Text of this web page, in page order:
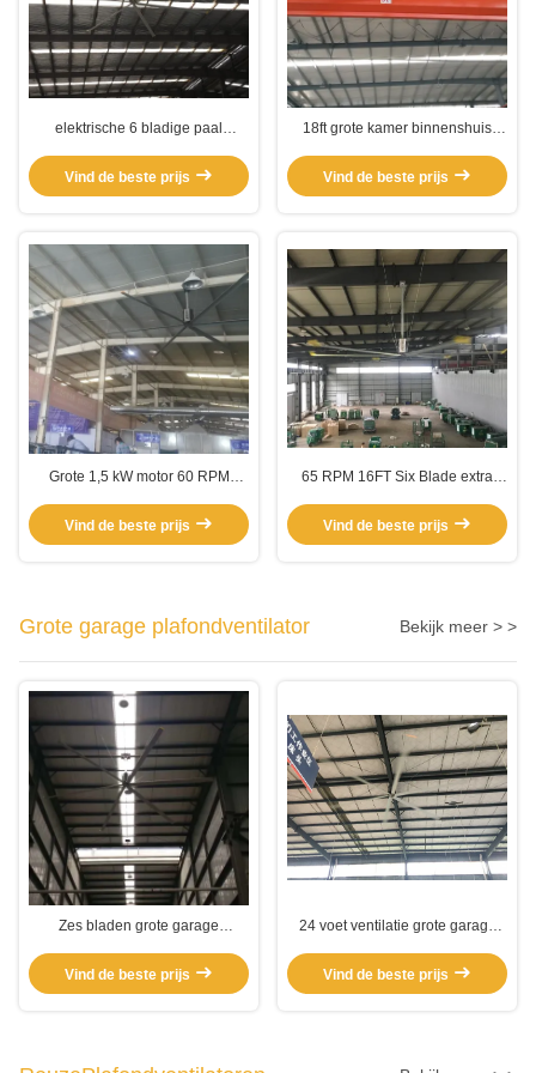
elektrische 6 bladige paal
Vind de beste prijs
18ft grote kamer binnenshuis
ventilator
Vind de beste prijs
Grote 1,5 kW motor 60 RPM
Vind de beste prijs
65 RPM 16FT Six Blade extra
plafondventilatoren
Vind de beste prijs
Grote garage plafondventilator Bekijk meer > >
Zes bladen grote garage
Vind de beste prijs
24 voet ventilatie grote garage
Vind de beste prijs